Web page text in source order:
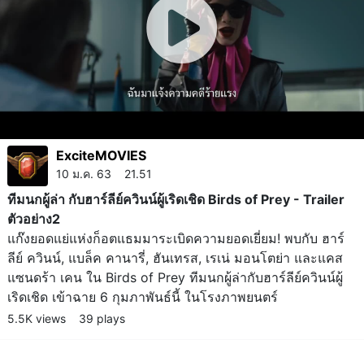
ExciteMOVIES
10 ม.ค. 63 21.51
ทีมนกผู้ล่า กับฮาร์ลีย์ควินน์ผู้เริดเชิด Birds of Prey - Trailer
ตัวอย่าง2
แก๊งยอดแย่แห่งก็อตแธมมาระเบิดความยอดเยี่ยม! พบกับ ฮาร์
ลีย์ ควินน์, แบล็ค คานารี่, ฮันเทรส, เรเน่ มอนโตย่า และแคส
แซนดร้า เคน ใน Birds of Prey ทีมนกผู้ล่ากับฮาร์ลีย์ควินน์ผู้
เริดเชิด เข้าฉาย 6 กุมภาพันธ์นี้ ในโรงภาพยนตร์
5.5K views 39 plays